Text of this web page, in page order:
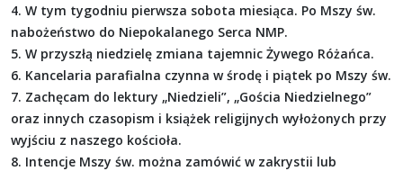
4. W tym tygodniu pierwsza sobota miesiąca. Po Mszy św.
nabożeństwo do Niepokalanego Serca NMP.
5. W przyszłą niedzielę zmiana tajemnic Żywego Różańca.
6. Kancelaria parafialna czynna w środę i piątek po Mszy św.
7. Zachęcam do lektury „Niedzieli”, „Gościa Niedzielnego”
oraz innych czasopism i książek religijnych wyłożonych przy
wyjściu z naszego kościoła.
8. Intencje Mszy św. można zamówić w zakrystii lub